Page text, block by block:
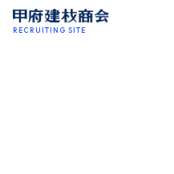
RECRUITING SITE